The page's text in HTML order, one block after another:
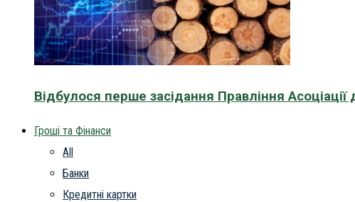
Відбулося перше засідання Правління
Гроші та Фінанси
All
Банки
Кредитні картки